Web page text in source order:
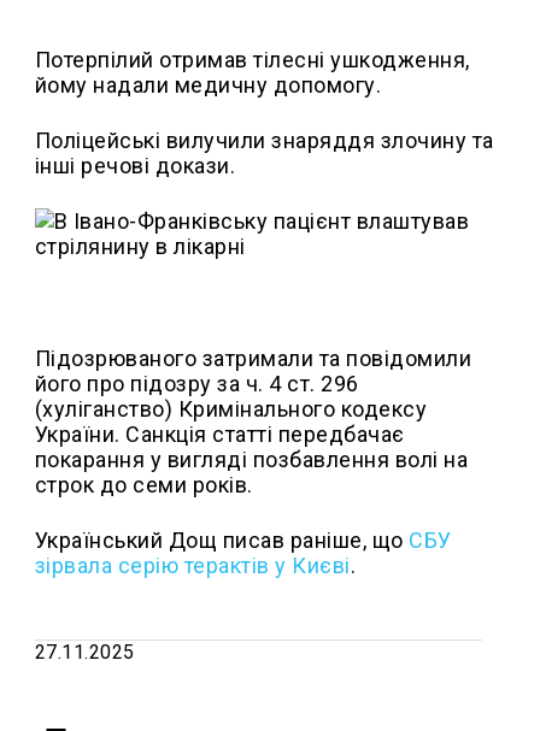
Потерпілий отримав тілесні ушкодження,
йому надали медичну допомогу.
Поліцейські вилучили знаряддя злочину та
інші речові докази.
Підозрюваного затримали та повідомили
його про підозру за ч. 4 ст. 296
(хуліганство) Кримінального кодексу
України. Санкція статті передбачає
покарання у вигляді позбавлення волі на
строк до семи років.
Український Дощ писав раніше, що СБУ
зірвала серію терактів у Києві.
27.11.2025